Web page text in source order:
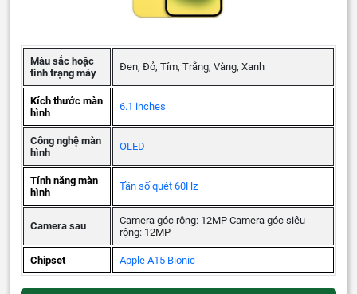
Màu sắc hoặc
tình trạng máy
Đen, Đỏ, Tím, Trắng, Vàng, Xanh
Kích thước màn
hình
6.1 inches
Công nghệ màn
hình
OLED
Tính năng màn
hình
Tần số quét 60Hz
Camera sau
Camera góc rộng: 12MP Camera góc siêu
rộng: 12MP
Chipset Apple A15 Bionic